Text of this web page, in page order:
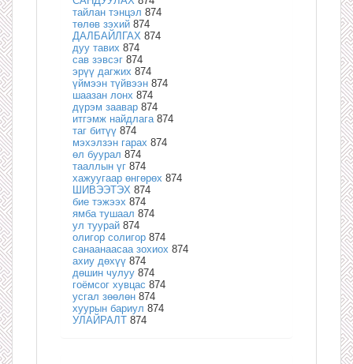
тайлан тэнцэл 874
төлөв зэхий 874
ДАЛБАЙЛГАХ 874
дуу тавих 874
сав зэвсэг 874
эрүү дагжих 874
үймээн түйвээн 874
шаазан лонх 874
дүрэм заавар 874
итгэмж найдлага 874
таг битүү 874
мэхэлзэн гарах 874
өл буурал 874
тааллын үг 874
хажуугаар өнгөрөх 874
ШИВЭЭТЭХ 874
бие тэжээх 874
ямба тушаал 874
ул туурай 874
олигор солигор 874
санаанаасаа зохиох 874
ахиу дөхүү 874
дөшин чулуу 874
гоёмсог хувцас 874
усгал зөөлөн 874
хуурын бариул 874
УЛАЙРАЛТ 874